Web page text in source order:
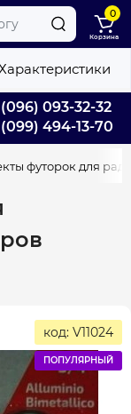
(096) 093-32-32
(099) 494-13-70
0
Корзина
футорок для
код: V11024
ПОПУЛЯРНЫЙ